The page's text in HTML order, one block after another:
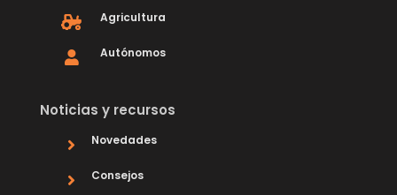
Agricultura
Autónomos
Noticias y recursos
Novedades
Consejos